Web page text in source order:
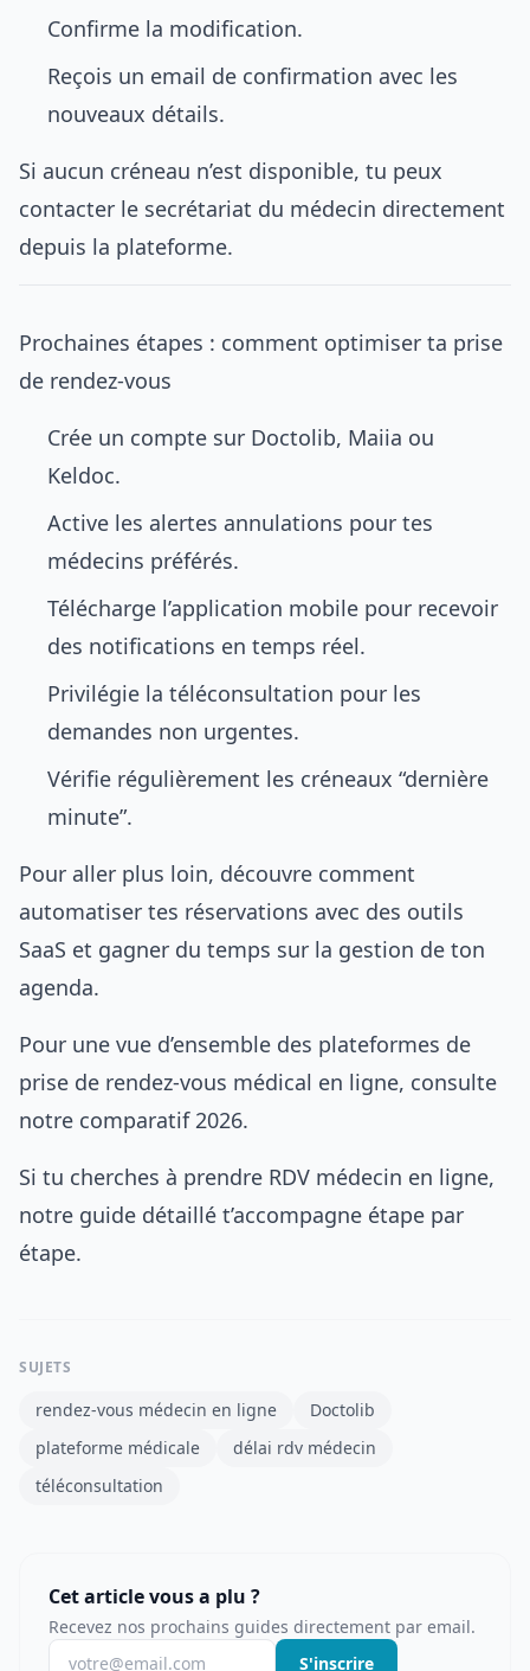
Confirme la modification.
Reçois un email de confirmation avec les
nouveaux détails.
Si aucun créneau n’est disponible, tu peux
contacter le secrétariat du médecin directement
depuis la plateforme.
Prochaines étapes : comment optimiser ta prise
de rendez-vous
Crée un compte sur Doctolib, Maiia ou
Keldoc.
Active les alertes annulations pour tes
médecins préférés.
Télécharge l’application mobile pour recevoir
des notifications en temps réel.
Privilégie la téléconsultation pour les
demandes non urgentes.
Vérifie régulièrement les créneaux “dernière
minute”.
Pour aller plus loin, découvre comment
automatiser tes réservations avec des outils
SaaS et gagner du temps sur la gestion de ton
agenda.
Pour une vue d’ensemble des plateformes de
prise de rendez-vous médical en ligne, consulte
notre comparatif 2026.
Si tu cherches à prendre RDV médecin en ligne,
notre guide détaillé t’accompagne étape par
étape.
SUJETS
rendez-vous médecin en ligne
Doctolib
plateforme médicale
délai rdv médecin
téléconsultation
Cet article vous a plu ?
Recevez nos prochains guides directement par email.
S'inscrire